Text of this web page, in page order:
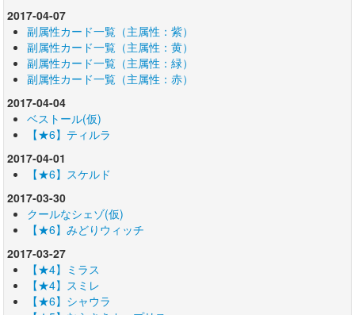
2017-04-07
副属性カード一覧（主属性：紫）
副属性カード一覧（主属性：黄）
副属性カード一覧（主属性：緑）
副属性カード一覧（主属性：赤）
2017-04-04
ベストール(仮)
【★6】ティルラ
2017-04-01
【★6】スケルド
2017-03-30
クールなシェゾ(仮)
【★6】みどりウィッチ
2017-03-27
【★4】ミラス
【★4】スミレ
【★6】シャウラ